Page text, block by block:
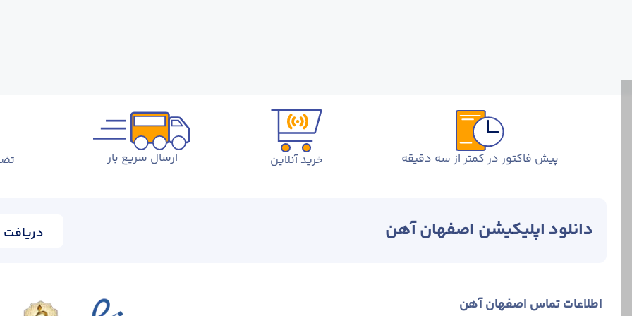
پیش فاکتور در کمتر از سه دقیقه خرید آنلاین ارسال سریع بار
دانلود اپلیکیشن اصفهان آهن دریافت
اطلاعات تماس اصفهان آهن